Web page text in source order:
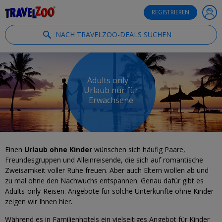
REGISTRIEREN
NACH TRAVELZOO-DEALS SUCHEN
Adults only –
Urlaub nur für
Erwachsene
Einen Urlaub ohne Kinder wünschen sich häufig Paare,
Freundesgruppen und Alleinreisende, die sich auf romantische
Zweisamkeit voller Ruhe freuen. Aber auch Eltern wollen ab und
zu mal ohne den Nachwuchs entspannen. Genau dafür gibt es
Adults-only-Reisen. Angebote für solche Unterkünfte ohne Kinder
zeigen wir Ihnen hier.
Während es in Familienhotels ein vielseitiges Angebot für Kinder